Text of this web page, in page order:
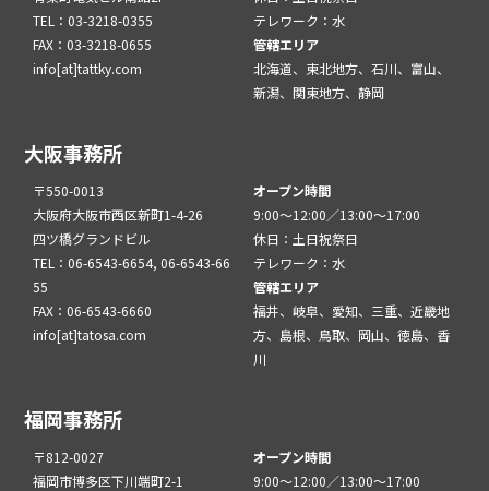
TEL：03-3218-0355
FAX：03-3218-0655
info[at]tattky.com
テレワーク：水
管轄エリア
北海道、東北地方、石川、富山、
新潟、関東地方、静岡
大阪事務所
〒550-0013
大阪府大阪市西区新町1-4-26
四ツ橋グランドビル
TEL：06-6543-6654, 06-6543-66
55
FAX：06-6543-6660
info[at]tatosa.com
オープン時間
9:00～12:00／13:00～17:00
休日：土日祝祭日
テレワーク：水
管轄エリア
福井、岐阜、愛知、三重、近畿地
方、島根、鳥取、岡山、徳島、香
川
福岡事務所
〒812-0027
福岡市博多区下川端町2-1
オープン時間
9:00～12:00／13:00～17:00